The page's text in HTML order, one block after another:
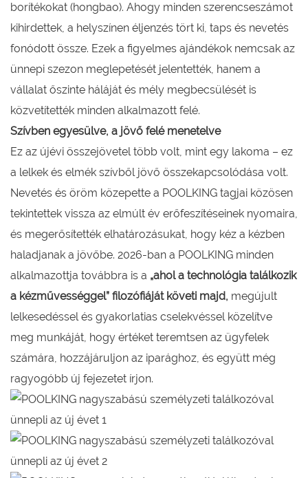
borítékokat (hongbao). Ahogy minden szerencseszámot
kihirdettek, a helyszínen éljenzés tört ki, taps és nevetés
fonódott össze. Ezek a figyelmes ajándékok nemcsak az
ünnepi szezon meglepetését jelentették, hanem a
vállalat őszinte háláját és mély megbecsülését is
közvetítették minden alkalmazott felé.
Szívben egyesülve, a jövő felé menetelve
Ez az újévi összejövetel több volt, mint egy lakoma – ez
a lelkek és elmék szívből jövő összekapcsolódása volt.
Nevetés és öröm közepette a POOLKING tagjai közösen
tekintettek vissza az elmúlt év erőfeszítéseinek nyomaira,
és megerősítették elhatározásukat, hogy kéz a kézben
haladjanak a jövőbe. 2026-ban a POOLKING minden
alkalmazottja továbbra is a „ahol a technológia találkozik
a kézművességgel” filozófiáját követi majd, megújult
lelkesedéssel és gyakorlatias cselekvéssel közelítve
meg munkáját, hogy értéket teremtsen az ügyfelek
számára, hozzájáruljon az iparághoz, és együtt még
ragyogóbb új fejezetet írjon.